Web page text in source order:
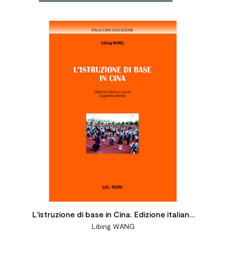
L'istruzione di base in Cina. Edizione italiana
a cura di G. Malizia
Libing WANG